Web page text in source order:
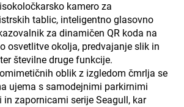
kamerо za
tablic, inteligentno glasovno
za dinamičen QR koda na
osvetlitve okolja, predvajanje slik in
številne druge funkcije.
oblik z izgledom čmrlja se
ujema s samodejnimi parkirnimi
zapornicami serije Seagull, kar